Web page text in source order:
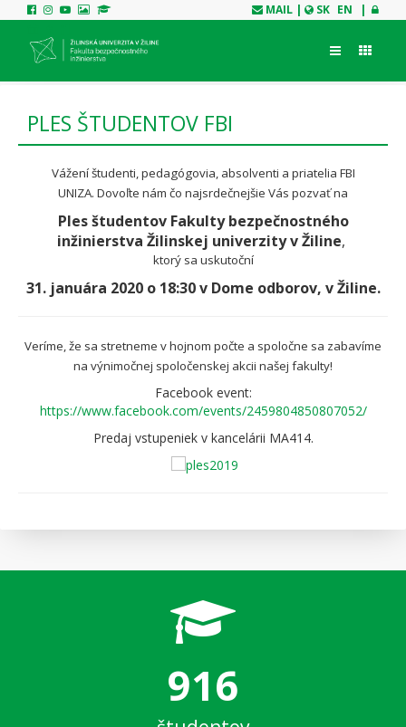
MAIL| SK EN |
PLES ŠTUDENTOV FBI
Vážení študenti, pedagógovia, absolventi a priatelia FBI
UNIZA. Dovoľte nám čo najsrdečnejšie Vás pozvať na
Ples študentov Fakulty bezpečnostného
inžinierstva Žilinskej univerzity v Žiline,
ktorý sa uskutoční
31. januára 2020 o 18:30 v Dome odborov, v Žiline.
Veríme, že sa stretneme v hojnom počte a spoločne sa zabavíme
na výnimočnej spoločenskej akcii našej fakulty!
Facebook event:
https://www.facebook.com/events/2459804850807052/
Predaj vstupeniek v kancelárii MA414.
916